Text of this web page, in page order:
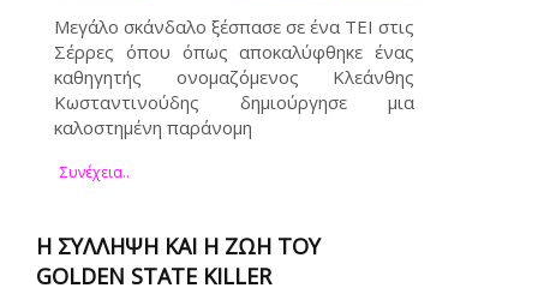
Μεγάλο σκάνδαλο ξέσπασε σε ένα ΤΕΙ στις
Σέρρες όπου όπως αποκαλύφθηκε ένας
καθηγητής ονομαζόμενος Κλεάνθης
Κωσταντινούδης δημιούργησε μια
καλοστημένη παράνομη
Συνέχεια..
Η ΣΎΛΛΗΨΗ ΚΑΙ Η ΖΩΉ ΤΟΥ
GOLDEN STATE KILLER